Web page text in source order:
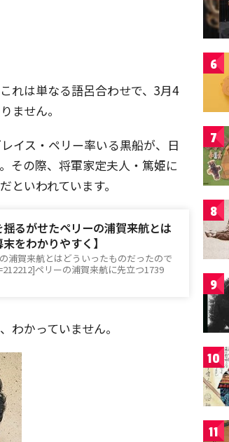
れは単なる語呂合わせで、3月4
ません。
イス・ペリー率いる黒船が、日
その際、将軍家定夫人・篤姫に
いわれています。
るがせたペリーの浦賀来航とは
をわかりやすく】
浦賀来航とはどういったものだったので
ペリーの浦賀来航に先立つ1739
わかっていません。
6
7
8
9
10
11